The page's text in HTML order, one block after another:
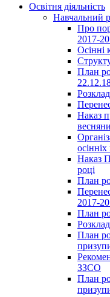
Освітня діяльність
Навчальний
Про
2017-
Осінні
План
Наказ
Наказ
році
План
2017-
План
План
ЗЗСО
План